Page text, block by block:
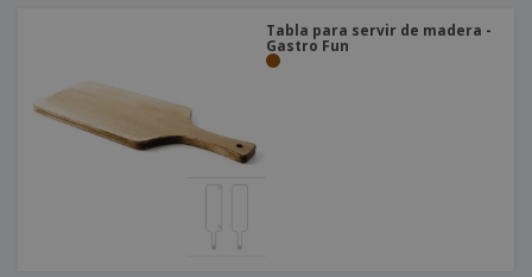
Tabla para servir de madera -
Gastro Fun